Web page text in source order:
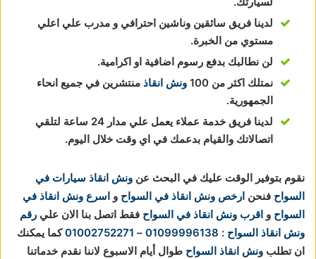
لدينا فريق سائقين وناشين احترافي و مدرب علي اعلي
مستوي من الخبرة.
لن نطالبك بدفع رسوم اضافية او اكرامية.
نمتلك اكثر من 100
ونش انقاذ منتشرين في جميع انحاء
الجمهورية.
لدينا فريق خدمة عملاء يعمل علي مدار 24 ساعة لتلقي
اتصالاتك والقيام بدعمك في اي وقت خلال اليوم.
نقوم بتوفير الوقت عليك في البحث عن ونش انقاذ سيارات في
السواح فنحن ارخص ونش انقاذ في السواح و اسرع ونش انقاذ في
السواح و اقرب ونش انقاذ في السواح فقط اتصل بنا الان علي رقم
ونش انقاذ السواح :
01099996138
–
01002752271كما يمكنك
ان تطلب ونش انقاذ السواح طوال أيام الاسبوع لاننا نقدم خدماتنا